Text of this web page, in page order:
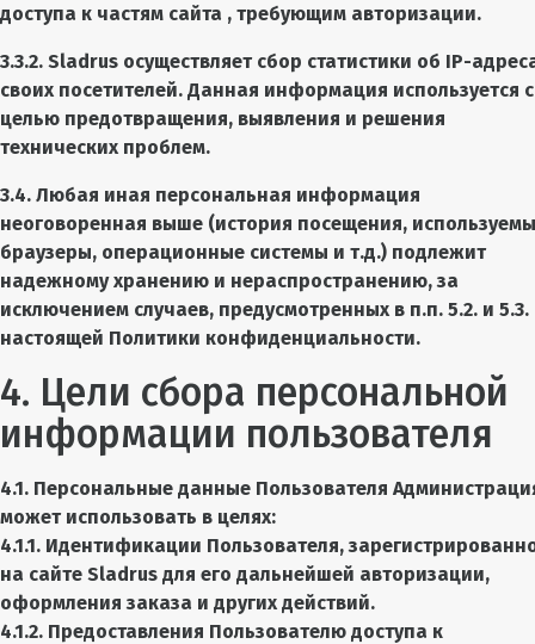
доступа к частям сайта , требующим авторизации.
3.3.2. Sladrus осуществляет сбор статистики об IP-
своих посетителей. Данная информация используется с
целью предотвращения, выявления и решения
технических проблем.
3.4. Любая иная персональная информация
неоговоренная выше (история посещения,
браузеры, операционные системы и т.д.) подлежит
надежному хранению и нераспространению, за
исключением случаев, предусмотренных в п.п. 5.2. и 5.3.
настоящей Политики конфиденциальности.
4. Цели сбора персональной
информации пользователя
4.1. Персональные данные Пользователя
может использовать в целях:
4.1.1. Идентификации Пользователя,
на сайте Sladrus для его дальнейшей авторизации,
оформления заказа и других действий.
4.1.2. Предоставления Пользователю доступа к